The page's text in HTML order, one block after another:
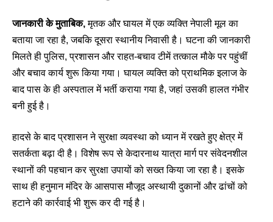
जानकारी के मुताबिक,मृतक और घायल में एक व्यक्ति नेपाली मूल का
बताया जा रहा है, जबकि दूसरा स्थानीय निवासी है। घटना की जानकारी
मिलते ही पुलिस, प्रशासन और राहत-बचाव टीमें तत्काल मौके पर पहुंचीं
और बचाव कार्य शुरू किया गया। घायल व्यक्ति को प्राथमिक इलाज के
बाद पास के ही अस्पताल में भर्ती कराया गया है, जहां उसकी हालत गंभीर
बनी हुई है।
हादसे के बाद प्रशासन ने सुरक्षा व्यवस्था को ध्यान में रखते हुए क्षेत्र में
सतर्कता बढ़ा दी है। विशेष रूप से केदारनाथ यात्रा मार्ग पर संवेदनशील
स्थानों की पहचान कर सुरक्षा उपायों को सख्त किया जा रहा है। इसके
साथ ही हनुमान मंदिर के आसपास मौजूद अस्थायी दुकानों और ढांचों को
हटाने की कार्रवाई भी शुरू कर दी गई है।